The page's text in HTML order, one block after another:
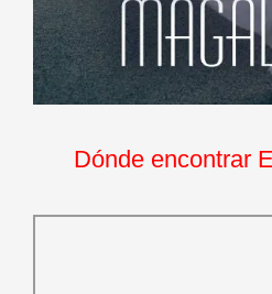
Dónde encontrar